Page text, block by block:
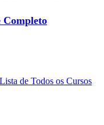
Completo
Lista de Todos os Cursos